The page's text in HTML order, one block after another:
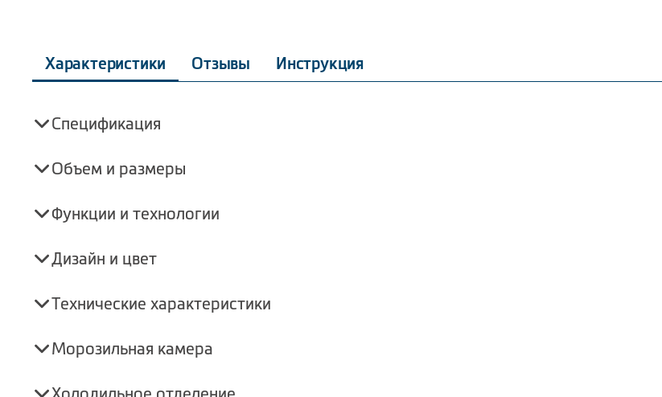
Характеристики Отзывы Инструкция
Спецификация
Объем и размеры
Функции и технологии
Дизайн и цвет
Технические характеристики
Морозильная камера